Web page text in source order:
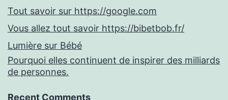
Tout savoir sur https://google.com
Vous allez tout savoir https://bibetbob.fr/
Lumière sur Bébé
Pourquoi elles continuent de inspirer des milliards
de personnes.
Recent Comments